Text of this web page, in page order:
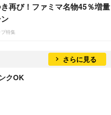
再び！ファミマ名物45％増量
特集
さらに見る
クOK